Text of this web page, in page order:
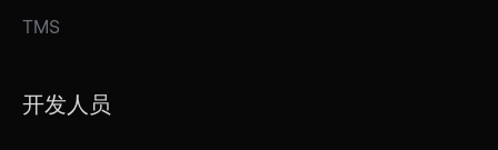
TMS
开发人员